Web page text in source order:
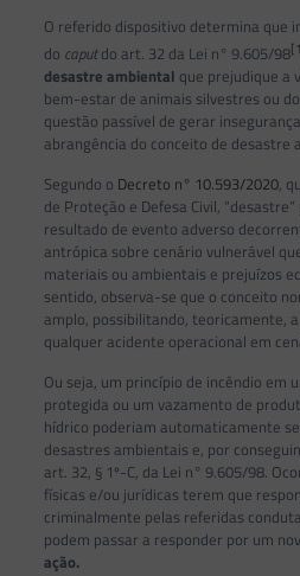
O referido dispositivo determina que
do caputdo art. 32 da Lei n° 9.605/98
desastre ambiental que prejudique a
bem-estar de animais silvestres ou
questão passível de gerar
abrangência do conceito de desastre
Segundo o Decreto n° 10.593/2020,
de Proteção e Defesa Civil,
resultado de evento adverso
antrópica sobre cenário vulnerável
materiais ou ambientais e prejuízos
sentido, observa-se que o conceito
amplo, possibilitando, teoricamente,
qualquer acidente operacional em
Ou seja, um princípio de incêndio em
protegida ou um vazamento de
hídrico poderiam automaticamente
desastres ambientais e, por
art. 32, § 1º-C, da Lei n° 9.605/98.
físicas e/ou jurídicas terem que
criminalmente pelas referidas
podem passar a responder por um
ação.